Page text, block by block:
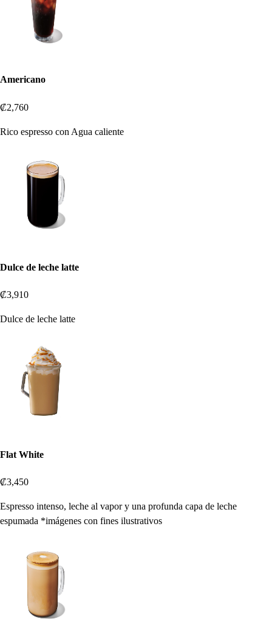
Americano
₡2,760
Rico espresso con Agua caliente
Dulce de leche latte
₡3,910
Dulce de leche latte
Flat White
₡3,450
Espresso intenso, leche al vapor y una profunda capa de leche
espumada *imágenes con fines ilustrativos